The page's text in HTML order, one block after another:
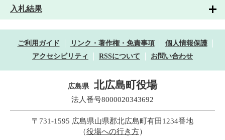
入札結果
ご利用ガイド リンク・著作権・免責事項
個人情報保護
アクセシビリティ
RSSについて お問い合わせ
広島県 北広島町役場
法人番号8000020343692
〒731-1595 広島県山県郡北広島町有田1234番地
（役場への行き方）